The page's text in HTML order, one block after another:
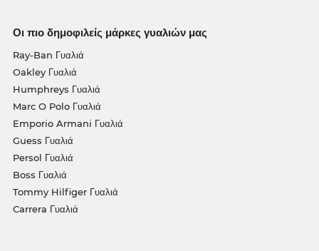
Οι πιο δημοφιλείς μάρκες γυαλιών μας
Ray-Ban Γυαλιά
Oakley Γυαλιά
Humphreys Γυαλιά
Marc O Polo Γυαλιά
Emporio Armani Γυαλιά
Guess Γυαλιά
Persol Γυαλιά
Boss Γυαλιά
Tommy Hilfiger Γυαλιά
Carrera Γυαλιά